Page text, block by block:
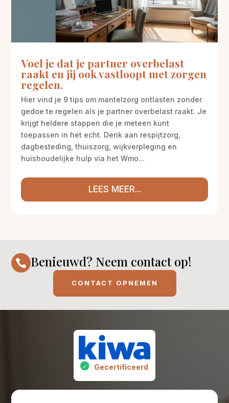
Voel je dat je partner overbelast
raakt en jij ook vastloopt met zorgen
regelen.
Hier vind je 9 tips om mantelzorg ontlasten zonder
gedoe te regelen als je partner overbelast raakt. Je
krijgt heldere stappen die je meteen kunt
toepassen in het echt. Denk aan respijtzorg,
dagbesteding, thuiszorg, wijkverpleging en
huishoudelijke hulp via het Wmo...
LEES MEER...
 Benieuwd? Neem contact op!
CONTACT OPNEMEN
Gecertificeerd